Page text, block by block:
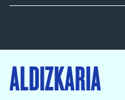
ALDIZKARIA